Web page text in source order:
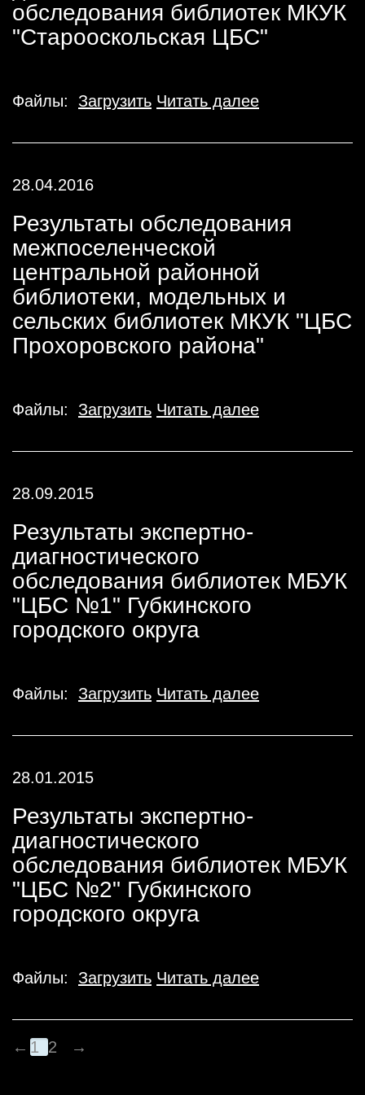
обследования библиотек МКУК
"Старооскольская ЦБС"
Файлы: Загрузить Читать далее
28.04.2016
Результаты обследования
межпоселенческой
центральной районной
библиотеки, модельных и
сельских библиотек МКУК "ЦБС
Прохоровского района"
Файлы: Загрузить Читать далее
28.09.2015
Результаты экспертно-
диагностического
обследования библиотек МБУК
"ЦБС №1" Губкинского
городского округа
Файлы: Загрузить Читать далее
28.01.2015
Результаты экспертно-
диагностического
обследования библиотек МБУК
"ЦБС №2" Губкинского
городского округа
Файлы: Загрузить Читать далее
← 1 2 →